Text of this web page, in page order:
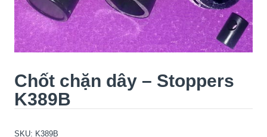
Chốt chặn dây – Stoppers
K389B
SKU: K389B